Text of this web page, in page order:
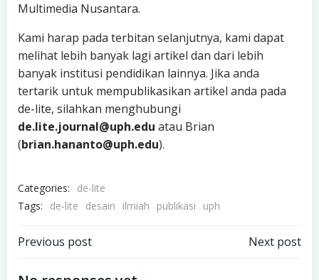
Multimedia Nusantara.
Kami harap pada terbitan selanjutnya, kami dapat
melihat lebih banyak lagi artikel dan dari lebih
banyak institusi pendidikan lainnya. Jika anda
tertarik untuk mempublikasikan artikel anda pada
de-lite, silahkan menghubungi
de.lite.journal@uph.edu atau Brian
(brian.hananto@uph.edu).
Categories:
de-lite
Tags:
de-lite desain ilmiah publikasi uph
Post
Previous post Next post